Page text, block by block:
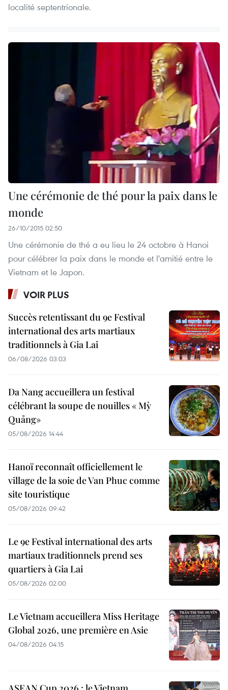
localité septentrionale.
Une cérémonie de thé pour la paix dans le
monde
26/10/2015 02:50
Une cérémonie de thé a eu lieu le 24 octobre à Hanoi
pour célébrer la paix dans le monde et l'amitié entre le
Vietnam et le Japon.
VOIR PLUS
Succès retentissant du 9e Festival
international des arts martiaux
traditionnels à Gia Lai
06/08/2026 03:03
Da Nang accueillera un festival
célébrant la soupe de nouilles « Mỳ
Quảng»
05/08/2026 14:44
Hanoï reconnaît officiellement le
village de la soie de Van Phuc comme
site touristique
05/08/2026 09:42
Le 9e Festival international des arts
martiaux traditionnels prend ses
quartiers à Gia Lai
05/08/2026 02:00
Le Vietnam accueillera Miss Heritage
Global 2026, une première en Asie
04/08/2026 04:15